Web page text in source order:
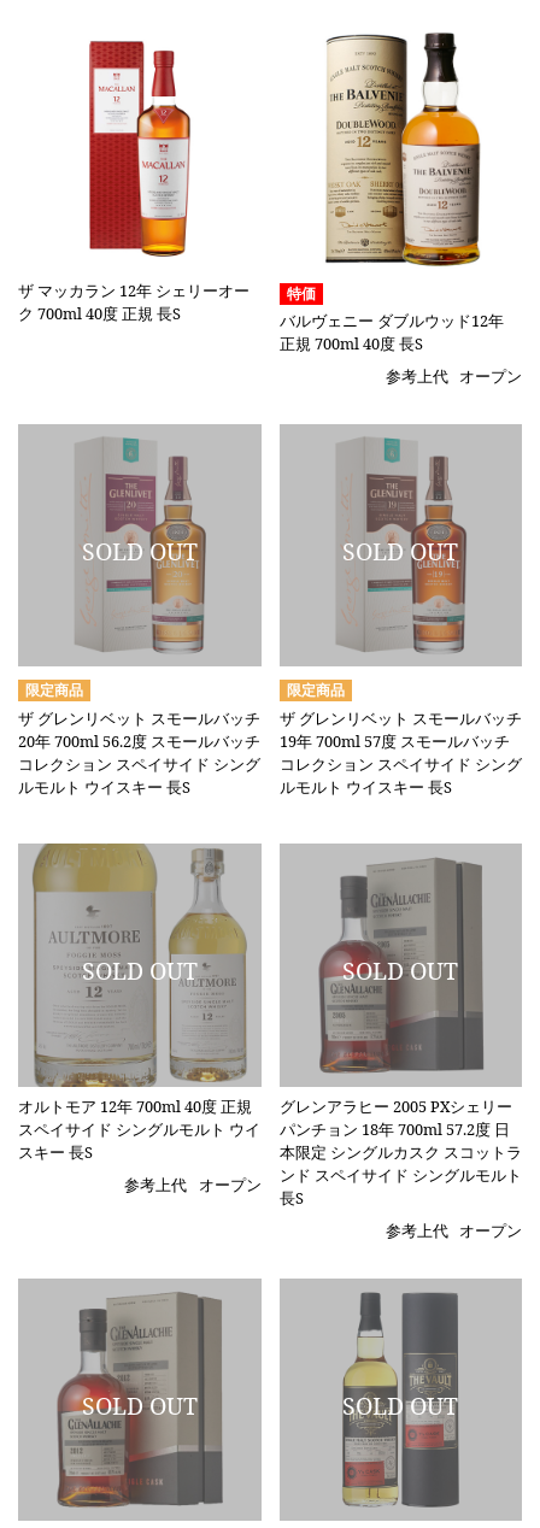
ザ マッカラン 12年 シェリーオー
ク 700ml 40度 正規 長S
特価
バルヴェニー ダブルウッド12年
正規 700ml 40度 長S
参考上代 オープン
ザ グレンリベット スモールバッチ
20年 700ml 56.2度 スモールバッチ
コレクション スペイサイド シング
ルモルト ウイスキー 長S
ザ グレンリベット スモールバッチ
19年 700ml 57度 スモールバッチ
コレクション スペイサイド シング
ルモルト ウイスキー 長S
オルトモア 12年 700ml 40度 正規
スペイサイド シングルモルト ウイ
スキー 長S
参考上代
オープン
グレンアラヒー 2005 PXシェリー
パンチョン 18年 700ml 57.2度 日
本限定 シングルカスク スコットラ
ンド スペイサイド シングルモルト
長S
参考上代 オープン